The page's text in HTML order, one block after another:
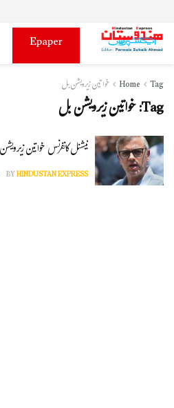
Epaper
Home Tag خواتین زیرویشن بل
Tag:خواتین زیرویشن بل
نیشنل کانفرنس خواتین
BYHINDUSTAN EXPRESS